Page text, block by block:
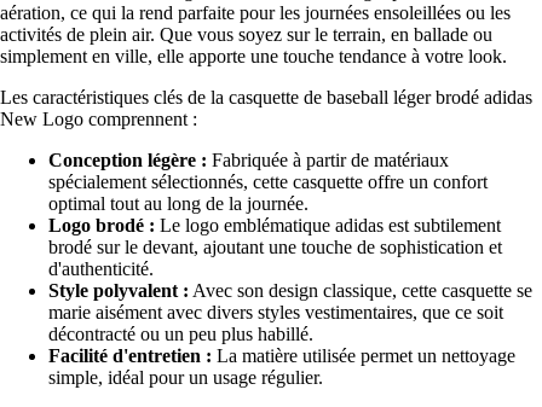
aération, ce qui la rend parfaite pour les journées ensoleillées ou les
activités de plein air. Que vous soyez sur le terrain, en ballade ou
simplement en ville, elle apporte une touche tendance à votre look.
Les caractéristiques clés de la casquette de baseball léger brodé adidas
New Logo comprennent :
Conception légère : Fabriquée à partir de matériaux
spécialement sélectionnés, cette casquette offre un confort
optimal tout au long de la journée.
Logo brodé : Le logo emblématique adidas est subtilement
brodé sur le devant, ajoutant une touche de sophistication et
d'authenticité.
Style polyvalent : Avec son design classique, cette casquette se
marie aisément avec divers styles vestimentaires, que ce soit
décontracté ou un peu plus habillé.
Facilité d'entretien : La matière utilisée permet un nettoyage
simple, idéal pour un usage régulier.